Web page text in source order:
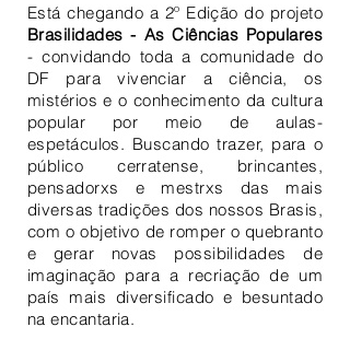
Está chegando a 2º Edição do projeto
Brasilidades - As Ciências Populares
- convidando toda a comunidade do
DF para vivenciar a ciência, os
mistérios e o conhecimento da cultura
popular por meio de aulas-
espetáculos. Buscando trazer, para o
público cerratense, brincantes,
pensadorxs e mestrxs das mais
diversas tradições dos nossos Brasis,
com o objetivo de romper o quebranto
e gerar novas possibilidades de
imaginação para a recriação de um
país mais diversificado e besuntado
na encantaria.